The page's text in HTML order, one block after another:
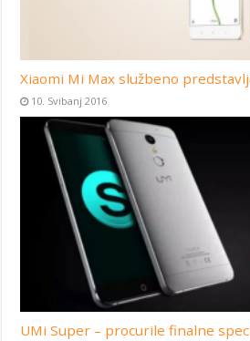
Xiaomi Mi Max službeno
10. Svibanj 2016
UMi Super – procurile finalne